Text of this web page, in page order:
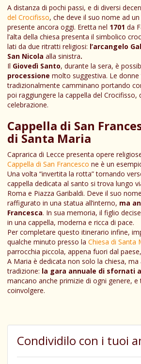
A distanza di pochi passi, e di diversi
del Crocifisso, che deve il suo nome ad
presente ancora oggi. Eretta nel 1701 da
l’alta della chiesa presenta il simbolico
lati da due ritratti religiosi: l’arcangelo
San Nicola alla sinistra.
Il Giovedì Santo, durante la sera, è
processione molto suggestiva. Le donne
tradizionalmente camminano portando
poi raggiungere la cappella del Crocifisso,
celebrazione.
Cappella di San
di Santa Maria
Caprarica di Lecce presenta opere
Cappella di San Francesco ne è un
Una volta “invertita la rotta” tornando
cappella dedicata al santo si trova lungo
Roma e Piazza Garibaldi. Deve il suo
raffigurato in una statua all’interno, ma
Francesca. In sua memoria, il figlio
in una cappella, moderna e ricca di pace.
Per completare questo itinerario infine,
qualche minuto presso la Chiesa di Santa
parrocchia piccola, appena fuori dal
A Maria è dedicata non solo la chiesa, ma
tradizione: la gara annuale di sfornati
mancano anche primizie di ogni genere,
coinvolgere.
Condividilo con i tuoi